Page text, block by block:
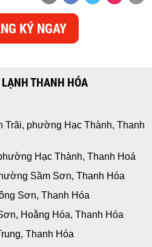
KÝ NGAY
THANH HÓA
Trãi, phường Hạc Thành, Thanh
Hạc Thành, Thanh Hoá
Sầm Sơn, Thanh Hóa
Sơn, Thanh Hóa
Hoằng Hóa, Thanh Hóa
Thanh Hóa